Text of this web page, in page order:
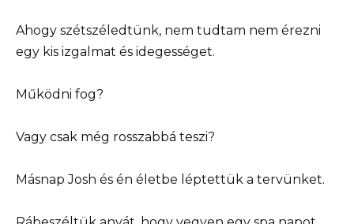
Ahogy szétszéledtünk, nem tudtam nem érezni
egy kis izgalmat és idegességet.
Működni fog?
Vagy csak még rosszabbá teszi?
Másnap Josh és én életbe léptettük a tervünket.